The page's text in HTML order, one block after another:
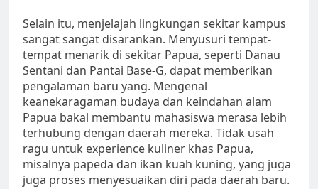
Selain itu, menjelajah lingkungan sekitar kampus
sangat sangat disarankan. Menyusuri tempat-
tempat menarik di sekitar Papua, seperti Danau
Sentani dan Pantai Base-G, dapat memberikan
pengalaman baru yang. Mengenal
keanekaragaman budaya dan keindahan alam
Papua bakal membantu mahasiswa merasa lebih
terhubung dengan daerah mereka. Tidak usah
ragu untuk experience kuliner khas Papua,
misalnya papeda dan ikan kuah kuning, yang juga
juga proses menyesuaikan diri pada daerah baru.